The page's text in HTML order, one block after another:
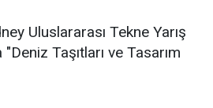
Uluslararası Tekne Yarış
Taşıtları ve Tasarım